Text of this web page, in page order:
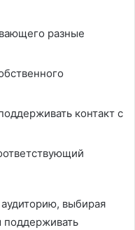
разные
контакт с
выбирая
поддерживать